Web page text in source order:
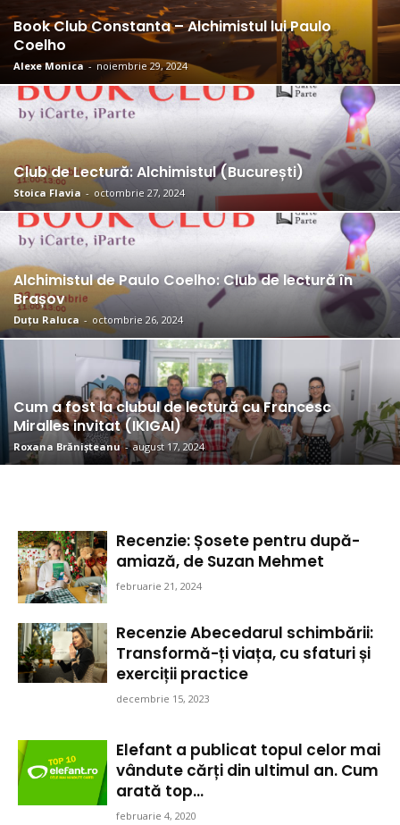
Book Club Constanta – Alchimistul lui Paulo
Coelho
Alexe Monica - noiembrie 29, 2024
Club de Lectură: Alchimistul (București)
Stoica Flavia - octombrie 27, 2024
Alchimistul de Paulo Coelho: Club de lectură în
Brașov
Duțu Raluca - octombrie 26, 2024
Cum a fost la clubul de lectură cu Francesc
Miralles invitat (IKIGAI)
Roxana Brănișteanu - august 17, 2024
Recenzie: Șosete pentru după-
amiază, de Suzan Mehmet
februarie 21, 2024
Recenzie Abecedarul schimbării:
Transformă-ți viața, cu sfaturi și
exerciții practice
decembrie 15, 2023
Elefant a publicat topul celor mai
vândute cărți din ultimul an. Cum
arată top...
februarie 4, 2020